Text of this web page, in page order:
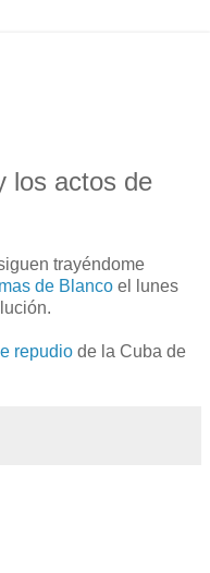
los actos de
trayéndome
de Blanco el lunes
repudio de la Cuba de